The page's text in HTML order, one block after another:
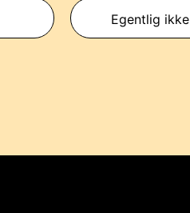
Egentlig ikke